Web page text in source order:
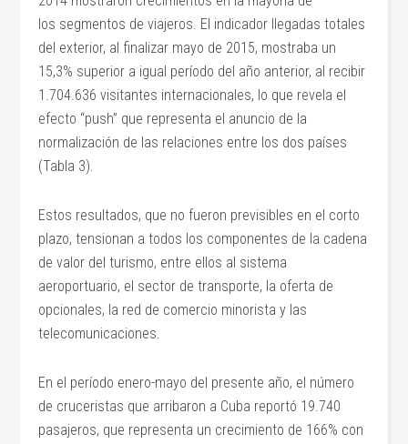
los segmentos de viajeros. El indicador llegadas totales
del exterior, al finalizar mayo de 2015, mostraba un
15,3% superior a igual período del año anterior, al recibir
1.704.636 visitantes internacionales, lo que revela el
efecto “push” que representa el anuncio de la
normalización de las relaciones entre los dos países
(Tabla 3).
Estos resultados, que no fueron previsibles en el corto
plazo, tensionan a todos los componentes de la cadena
de valor del turismo, entre ellos al sistema
aeroportuario, el sector de transporte, la oferta de
opcionales, la red de comercio minorista y las
telecomunicaciones.
En el período enero-mayo del presente año, el número
de cruceristas que arribaron a Cuba reportó 19.740
pasajeros, que representa un crecimiento de 166% con